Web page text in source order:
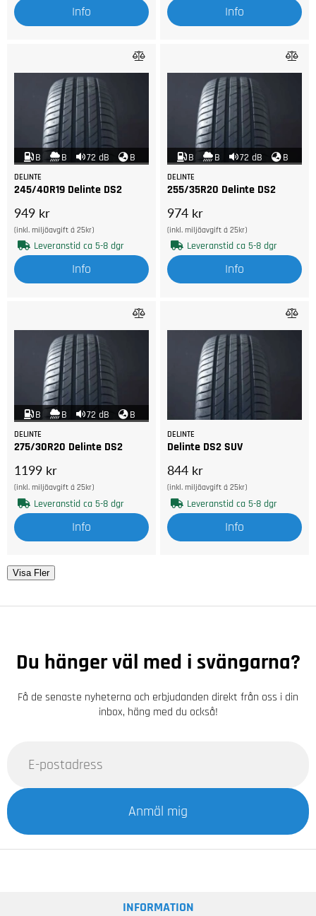
Info Info
B B 72 dB B
DELINTE
245/40R19 Delinte DS2
949 kr
(inkl. miljöavgift á 25kr)
Leveranstid ca 5-8 dgr
Info
B B 72 dB B
DELINTE
255/35R20 Delinte DS2
974 kr
(inkl. miljöavgift á 25kr)
Leveranstid ca 5-8 dgr
Info
B B 72 dB B
DELINTE
275/30R20 Delinte DS2
1199 kr
(inkl. miljöavgift á 25kr)
Leveranstid ca 5-8 dgr
Info
DELINTE
Delinte DS2 SUV
844 kr
(inkl. miljöavgift á 25kr)
Leveranstid ca 5-8 dgr
Info
Visa Fler
Du hänger väl med i svängarna?
Få de senaste nyheterna och erbjudanden direkt från oss i din
inbox, häng med du också!
Anmäl mig
INFORMATION